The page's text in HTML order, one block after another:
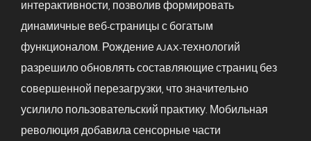
интерактивности, позволив формировать
динамичные веб-страницы с богатым
функционалом. Рождение AJAX-технологий
разрешило обновлять составляющие страниц без
совершенной перезагрузки, что значительно
усилило пользовательский практику. Мобильная
революция добавила сенсорные части